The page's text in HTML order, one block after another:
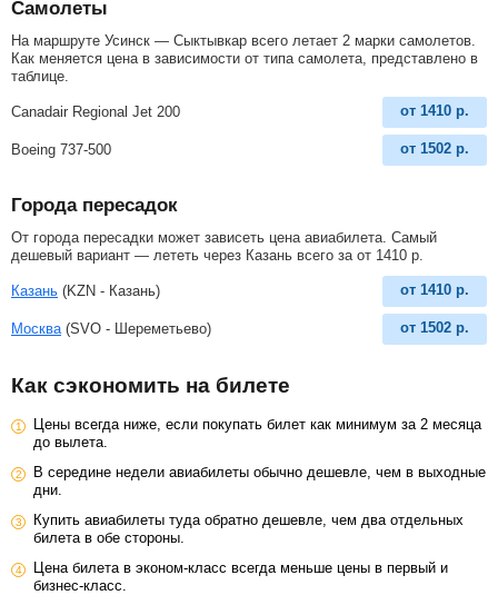
Самолеты
На маршруте Усинск — Сыктывкар всего летает 2 марки самолетов.
Как меняется цена в зависимости от типа самолета, представлено в
таблице.
Canadair Regional Jet 200 от 1410 р.
Boeing 737-500 от 1502 р.
Города пересадок
От города пересадки может зависеть цена авиабилета. Самый
дешевый вариант — лететь через Казань всего за от 1410 р
Казань (KZN - Казань) от 1410 р.
Москва (SVO - Шереметьево) от 1502 р.
Как сэкономить на билете
Цены всегда ниже, если покупать билет как минимум за 2 месяца
до вылета.
В середине недели авиабилеты обычно дешевле, чем в выходные
дни.
Купить авиабилеты туда обратно дешевле, чем два отдельных
билета в обе стороны.
Цена билета в эконом-класс всегда меньше цены в первый и
бизнес-класс.